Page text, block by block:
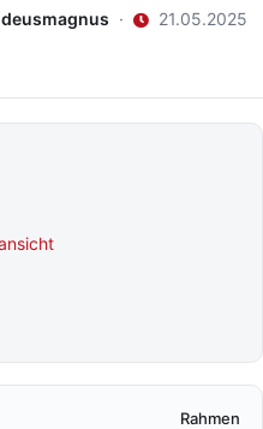
deusmagnus · 21.05.2025
Rahmen